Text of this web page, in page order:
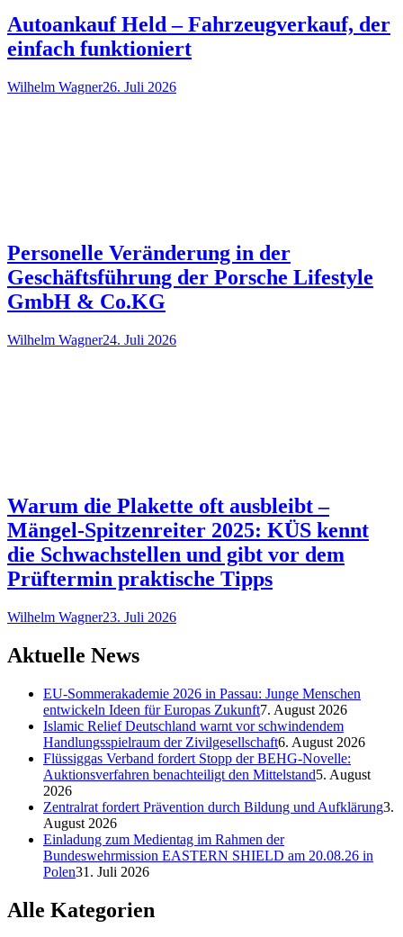
Autoankauf Held – Fahrzeugverkauf, der
einfach funktioniert
Wilhelm Wagner26. Juli 2026
Personelle Veränderung in der
Geschäftsführung der Porsche Lifestyle
GmbH & Co.KG
Wilhelm Wagner24. Juli 2026
Warum die Plakette oft ausbleibt –
Mängel-Spitzenreiter 2025: KÜS kennt
die Schwachstellen und gibt vor dem
Prüftermin praktische Tipps
Wilhelm Wagner23. Juli 2026
Aktuelle News
EU-Sommerakademie 2026 in Passau: Junge Menschen
entwickeln Ideen für Europas Zukunft7. August 2026
Islamic Relief Deutschland warnt vor schwindendem
Handlungsspielraum der Zivilgesellschaft6. August 2026
Flüssiggas Verband fordert Stopp der BEHG-Novelle:
Auktionsverfahren benachteiligt den Mittelstand5. August
2026
Zentralrat fordert Prävention durch Bildung und Aufklärung3.
August 2026
Einladung zum Medientag im Rahmen der
Bundeswehrmission EASTERN SHIELD am 20.08.26 in
Polen31. Juli 2026
Alle Kategorien